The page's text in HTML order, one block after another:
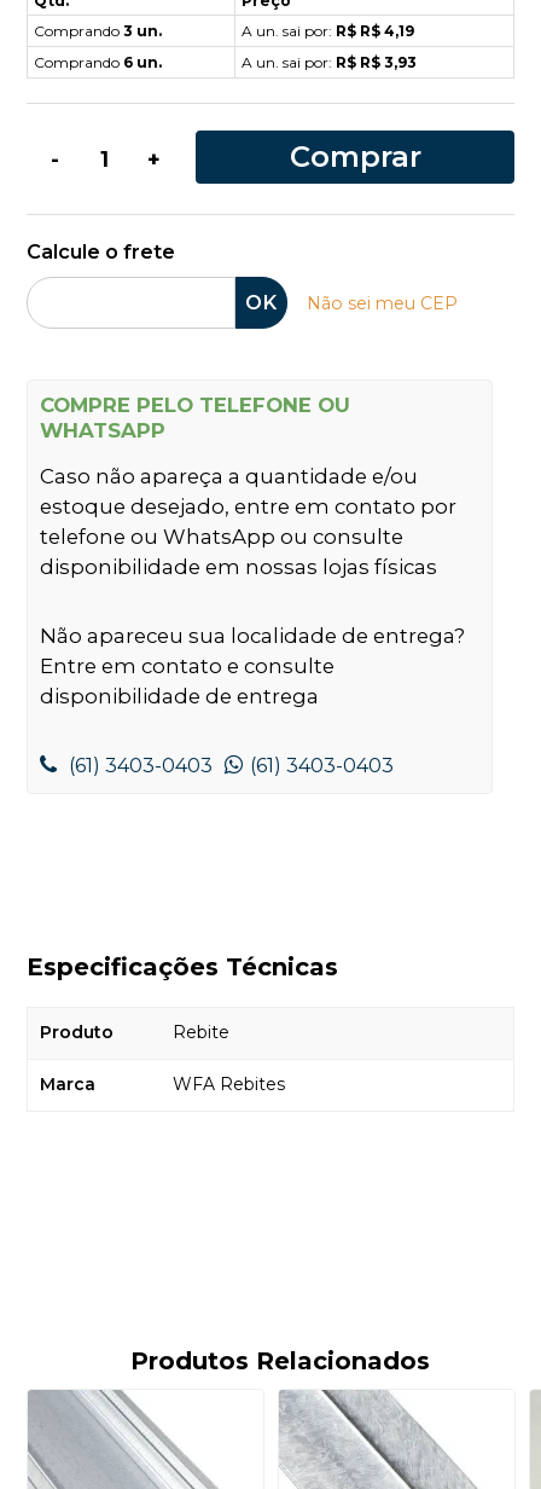
Comprando 3 un. A un. sai por: R$ R$ 4,19
Comprando 6 un. A un. sai por: R$ R$ 3,93
- + Comprar
Calcule o frete
OK Não sei meu CEP
COMPRE PELO TELEFONE OU
WHATSAPP
Caso não apareça a quantidade e/ou
estoque desejado, entre em contato por
telefone ou WhatsApp ou consulte
disponibilidade em nossas lojas físicas
Não apareceu sua localidade de entrega?
Entre em contato e consulte
disponibilidade de entrega
(61) 3403-0403 (61) 3403-0403
Especificações Técnicas
Produto Rebite
Marca WFA Rebites
Produtos Relacionados